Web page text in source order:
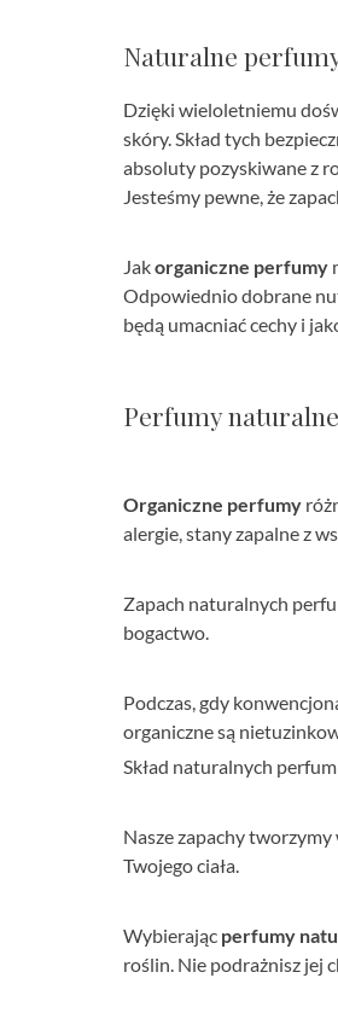
Naturalne
Dzięki wieloletniemu
skóry. Skład tych
absoluty pozyskiwane z
Jesteśmy pewne, że
Jakorganiczne perfumy
Odpowiednio dobrane
będą umacniać cechy i
Perfumy
Organiczne perfumy
alergie, stany zapalne z
Zapach naturalnych
bogactwo.
Podczas, gdy
organiczne są
Skład naturalnych
Nasze zapachy tworzymy
Twojego ciała.
Wybierając perfumy
roślin. Nie podrażnisz jej